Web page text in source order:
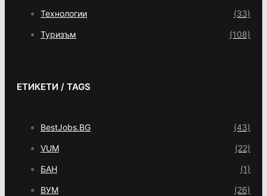
Технологии (33)
Туризъм (108)
ЕТИКЕТИ / TAGS
BestJobs.BG (43)
VUM (22)
БАН (1)
ВУМ (26)